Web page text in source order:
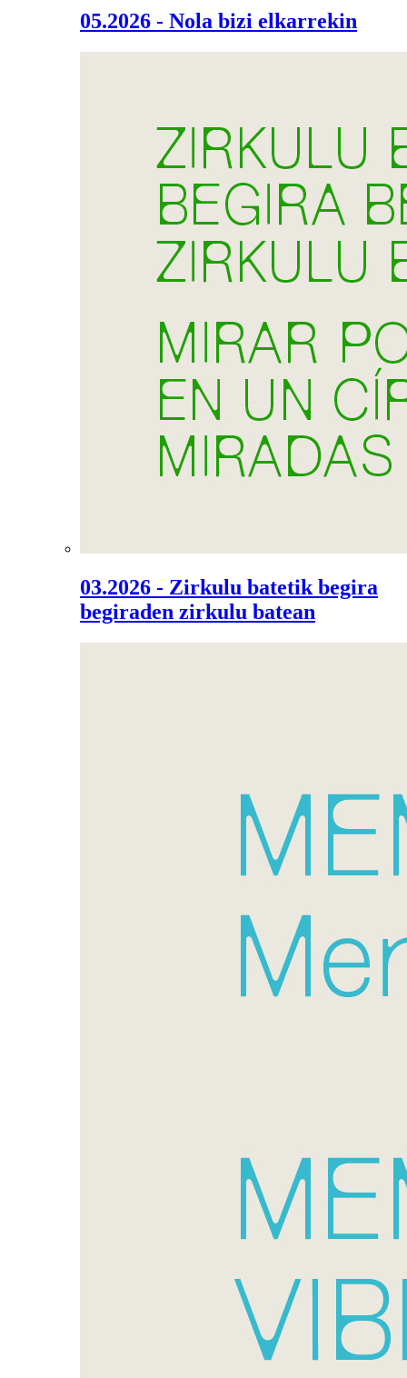
05.2026 - Nola bizi elkarrekin
03.2026 - Zirkulu batetik begira
begiraden zirkulu batean